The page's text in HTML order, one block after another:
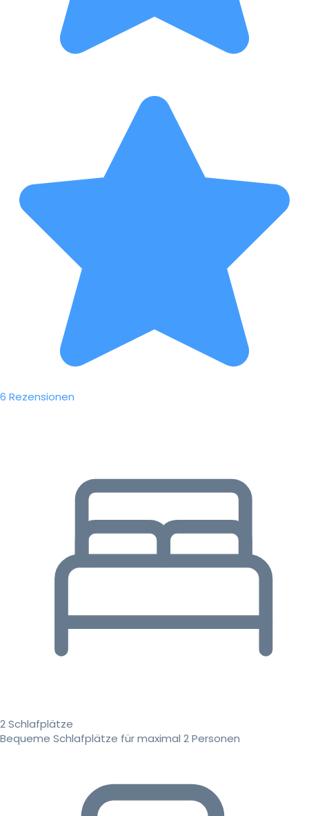
6 Rezensionen
2 Schlafplätze
Bequeme Schlafplätze für maximal 2 Personen